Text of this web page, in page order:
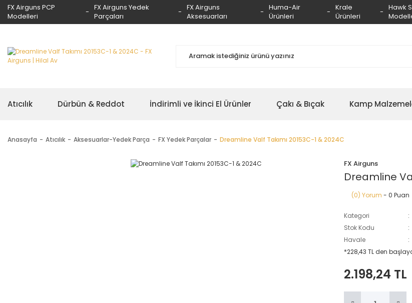
FX Airguns PCP
Modelleri
FX Airguns Yedek
Parçaları
FX Airguns
Aksesuarları
Huma-Air
Ürünleri
Krale
Ürünleri
Hawk
Atıcılık Dürbün & Reddot İndirimli ve İkinci El Ürünler Çakı & Bıçak Kamp
Anasayfa Atıcılık Aksesuarlar-Yedek Parça FX Yedek Parçalar Dreamline Valf Takımı 20153C-1 & 2024C
FX Airguns
Dreamline
(0) Yorum - 0 Puan
Kategori
Stok Kodu
Havale
*228,43 TL den
2.198,24 TL